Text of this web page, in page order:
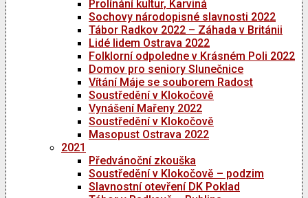
Prolínání kultur, Karviná
Sochovy národopisné slavnosti 2022
Tábor Radkov 2022 – Záhada v Británii
Lidé lidem Ostrava 2022
Folklorní odpoledne v Krásném Poli 2022
Domov pro seniory Slunečnice
Vítání Máje se souborem Radost
Soustředění v Klokočově
Vynášení Mařeny 2022
Soustředění v Klokočově
Masopust Ostrava 2022
2021
Předvánoční zkouška
Soustředění v Klokočově – podzim
Slavnostní otevření DK Poklad